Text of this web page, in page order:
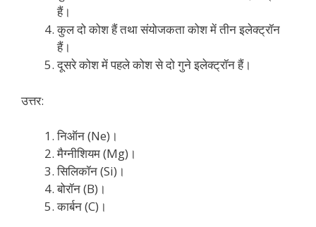
हैं।
कुल दो कोश हैं तथा संयोजकता कोश में तीन इलेक्ट्रॉन
हैं।
दूसरे कोश में पहले कोश से दो गुने इलेक्ट्रॉन हैं।
उत्तर:
निऑन (Ne)।
मैग्नीशियम (Mg)।
सिलिकॉन (Si)।
बोरॉन (B)।
कार्बन (C)।